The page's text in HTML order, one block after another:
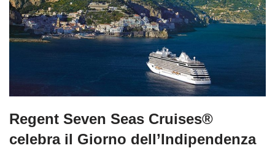
Regent Seven Seas Cruises®
celebra il Giorno dell’Indipendenza